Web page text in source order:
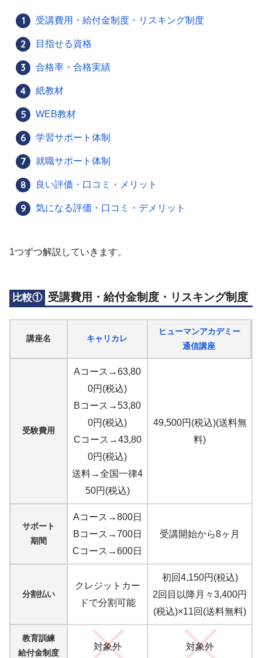
受講費用・給付金制度・リスキング制度
目指せる資格
合格率・合格実績
紙教材
WEB教材
学習サポート体制
就職サポート体制
良い評価・口コミ・メリット
気になる評価・口コミ・デメリット
1つずつ解説していきます。
比較① 受講費用・給付金制度・リスキング制度
講座名 キャリカレ
ヒューマンアカデミー
通信講座
受験費用
Aコース→63,80
0円(税込)
Bコース→53,80
0円(税込)
Cコース→43,80
0円(税込)
送料→全国一律4
50円(税込)
49,500円(税込)(送料無
料)
サポート
期間
Aコース→800日
Bコース→700日
Cコース→600日
受講開始から8ヶ月
分割払い
クレジットカー
ドで分割可能
初回4,150円(税込)
2回目以降月々3,400円
(税込)×11回(送料無料)
教育訓練
給付金制度
対象外 対象外